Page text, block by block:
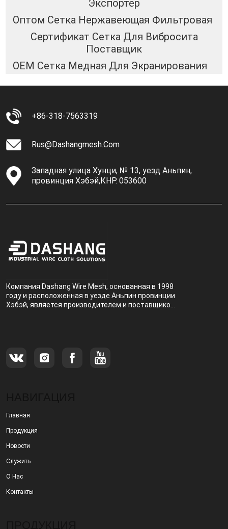
Экспортер
Оптом Сетка Нержавеющая Фильтровая
Сертификат Сетка Для Вибросита
Поставщик
OEM Сетка Медная Для Экранирования
+86-318-7563319
Rus@dashangmesh.com
Западная улица Хунци, № 13, уезд Аньпин,
провинция Хэбэй,КНР. 053600
Компания Dashang Wire Mesh, основанная в 1998
году и расположенная в уезде Аньпин провинции
Хэбэй, является производителем и поставщиком,
Главная
Продукция
Новости
Служить
О Нас
Контакты